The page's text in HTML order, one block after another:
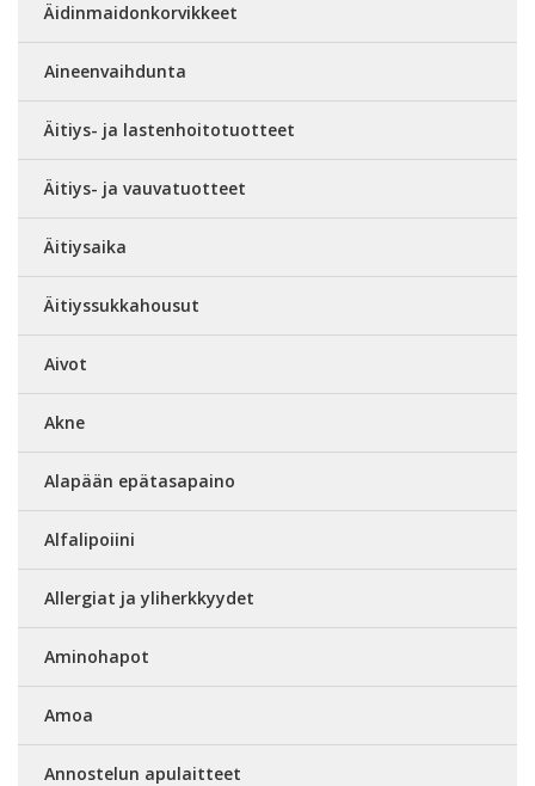
Äidinmaidonkorvikkeet
Aineenvaihdunta
Äitiys- ja lastenhoitotuotteet
Äitiys- ja vauvatuotteet
Äitiysaika
Äitiyssukkahousut
Aivot
Akne
Alapään epätasapaino
Alfalipoiini
Allergiat ja yliherkkyydet
Aminohapot
Amoa
Annostelun apulaitteet